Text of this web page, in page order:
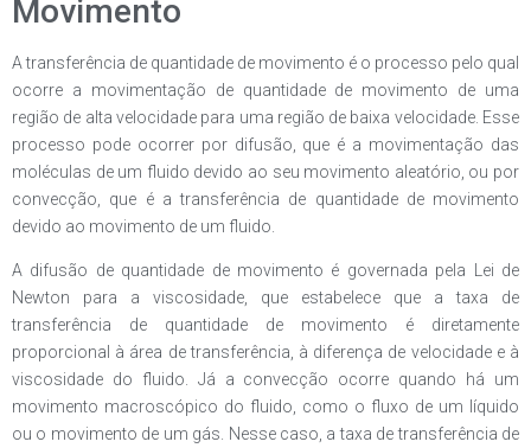
Movimento
A transferência de quantidade de movimento é o processo pelo qual
ocorre a movimentação de quantidade de movimento de uma
região de alta velocidade para uma região de baixa velocidade. Esse
processo pode ocorrer por difusão, que é a movimentação das
moléculas de um fluido devido ao seu movimento aleatório, ou por
convecção, que é a transferência de quantidade de movimento
devido ao movimento de um fluido.
A difusão de quantidade de movimento é governada pela Lei de
Newton para a viscosidade, que estabelece que a taxa de
transferência de quantidade de movimento é diretamente
proporcional à área de transferência, à diferença de velocidade e à
viscosidade do fluido. Já a convecção ocorre quando há um
movimento macroscópico do fluido, como o fluxo de um líquido
ou o movimento de um gás. Nesse caso, a taxa de transferência de